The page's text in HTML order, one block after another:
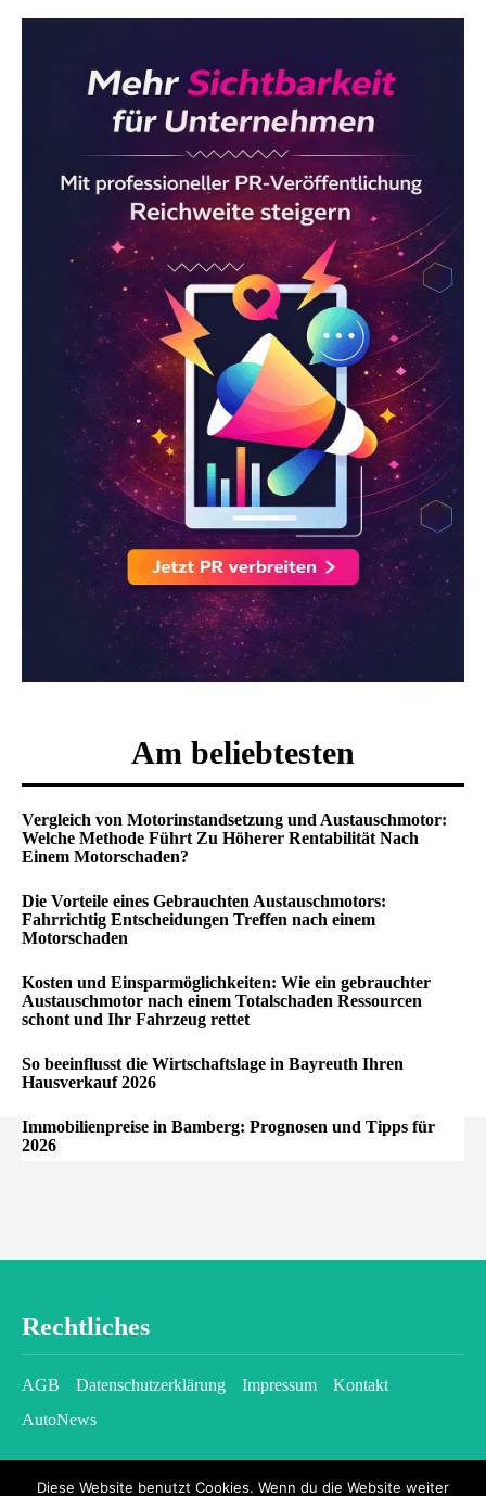
Am beliebtesten
Vergleich von Motorinstandsetzung und Austauschmotor:
Welche Methode Führt Zu Höherer Rentabilität Nach
Einem Motorschaden?
Die Vorteile eines Gebrauchten Austauschmotors:
Fahrrichtig Entscheidungen Treffen nach einem
Motorschaden
Kosten und Einsparmöglichkeiten: Wie ein gebrauchter
Austauschmotor nach einem Totalschaden Ressourcen
schont und Ihr Fahrzeug rettet
So beeinflusst die Wirtschaftslage in Bayreuth Ihren
Hausverkauf 2026
Immobilienpreise in Bamberg: Prognosen und Tipps für
2026
Rechtliches
AGB Datenschutzerklärung Impressum
Kontakt
AutoNews
Diese Website benutzt Cookies. Wenn du die Website weiter